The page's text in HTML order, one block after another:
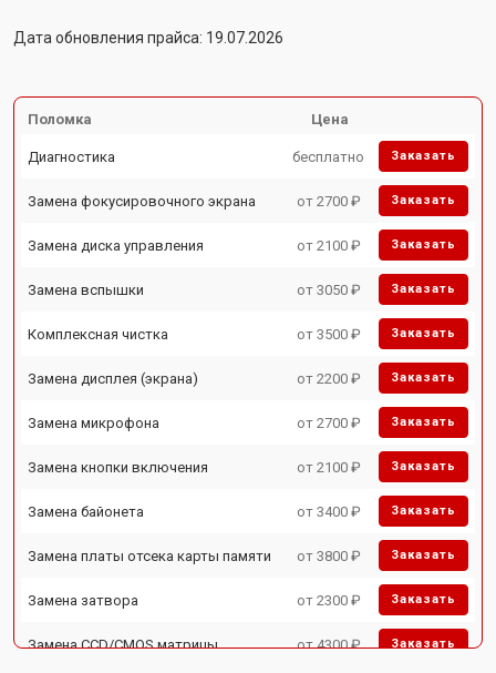
Дата обновления прайса: 19.07.2026
Поломка Цена
Диагностика бесплатно Заказать
Замена фокусировочного экрана от 2700 ₽ Заказать
Замена диска управления от 2100 ₽ Заказать
Замена вспышки от 3050 ₽ Заказать
Комплексная чистка от 3500 ₽ Заказать
Замена дисплея (экрана) от 2200 ₽ Заказать
Замена микрофона от 2700 ₽ Заказать
Замена кнопки включения от 2100 ₽ Заказать
Замена байонета от 3400 ₽ Заказать
Замена платы отсека карты памяти от 3800 ₽ Заказать
Замена затвора от 2300 ₽ Заказать
Замена CCD/CMOS матрицы от 4300 ₽ Заказать